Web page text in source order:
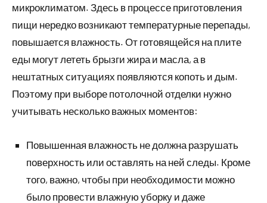
микроклиматом. Здесь в процессе приготовления
пищи нередко возникают температурные перепады,
повышается влажность. От готовящейся на плите
еды могут лететь брызги жира и масла, а в
нештатных ситуациях появляются копоть и дым.
Поэтому при выборе потолочной отделки нужно
учитывать несколько важных моментов:
Повышенная влажность не должна разрушать
поверхность или оставлять на ней следы. Кроме
того, важно, чтобы при необходимости можно
было провести влажную уборку и даже